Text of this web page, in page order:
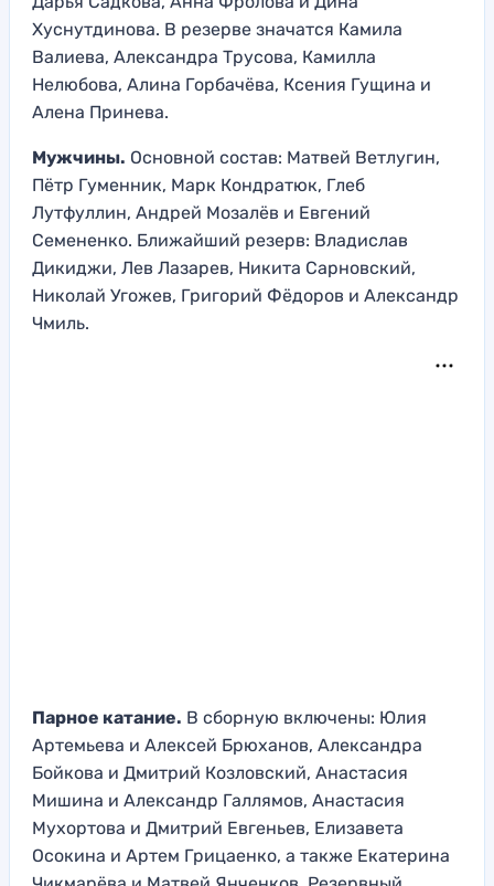
Хуснутдинова. В резерве значатся Камила
Валиева, Александра Трусова, Камилла
Нелюбова, Алина Горбачёва, Ксения Гущина и
Алена Принева.
Мужчины. Основной состав: Матвей Ветлугин,
Пётр Гуменник, Марк Кондратюк, Глеб
Лутфуллин, Андрей Мозалёв и Евгений
Семененко. Ближайший резерв: Владислав
Дикиджи, Лев Лазарев, Никита Сарновский,
Николай Угожев, Григорий Фёдоров и Александр
Чмиль.
Парное катание. В сборную включены: Юлия
Артемьева и Алексей Брюханов, Александра
Бойкова и Дмитрий Козловский, Анастасия
Мишина и Александр Галлямов, Анастасия
Мухортова и Дмитрий Евгеньев, Елизавета
Осокина и Артем Грицаенко, а также Екатерина